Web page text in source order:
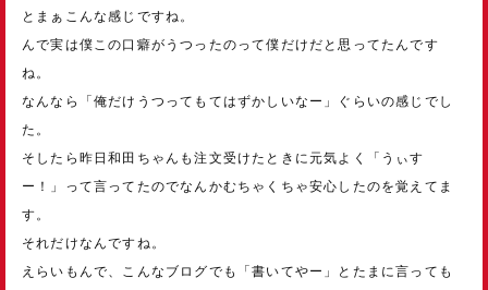
とまぁこんな感じですね。
んで実は僕この口癖がうつったのって僕だけだと思ってたんです
ね。
なんなら「俺だけうつってもてはずかしいなー」ぐらいの感じでし
た。
そしたら昨日和田ちゃんも注文受けたときに元気よく「うぃす
ー！」って言ってたのでなんかむちゃくちゃ安心したのを覚えてま
す。
それだけなんですね。
えらいもんで、こんなブログでも「書いてやー」とたまに言っても